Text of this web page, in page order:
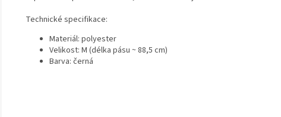
Technické specifikace:
Materiál: polyester
Velikost: M (délka pásu ~ 88,5 cm)
Barva: černá